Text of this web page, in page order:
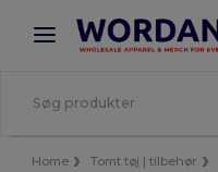
× Wordans-app
Bedre priser i appen!
Home Tomt tøj | tilbehør